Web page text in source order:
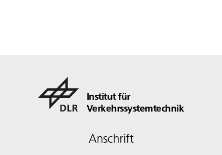
Institut für
Verkehrssystemtechnik
Anschrift